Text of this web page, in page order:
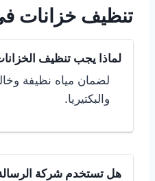
تنظيف خزانات
لماذا يجب تنظيف
لضمان مياه نظيفة
والبكتيريا.
هل تستخدم شركة